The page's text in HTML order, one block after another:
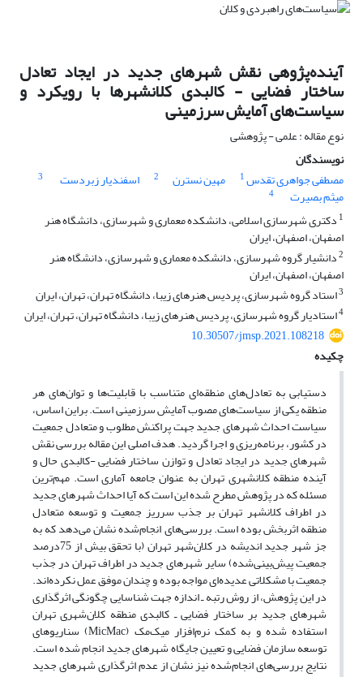
آینده‌پژوهی نقش شهرهای جدید در ایجاد تعادل
ساختار فضایی - کالبدی کلانشهرها با رویکرد و
سیاست‌های آمایش سرزمینی
نوع مقاله : علمی - پژوهشی
نویسندگان
مصطفی جواهری تقدس1 مهین نسترن 2 اسفندیار زبردست 3
میثم بصیرت
4
1 دکتری شهرسازی اسلامی، دانشکده معماری و شهرسازی، دانشگاه هنر
اصفهان، اصفهان، ایران
2دانشیار گروه شهرسازی، دانشکده معماری و شهرسازی، دانشگاه هنر
اصفهان، اصفهان، ایران
3استاد گروه شهرسازی، پردیس هنرهای زیبا، دانشگاه تهران، تهران، ایران
4استادیار گروه شهرسازی، پردیس هنرهای زیبا، دانشگاه تهران، تهران، ایران
10.30507/jmsp.2021.108218
چکیده
دستیابی به تعادل‌های منطقه‌ای متناسب با قابلیت‌ها و توان‌های هر
منطقه‌ یکی از سیاست‌های مصوب آمایش سرزمینی است. براین اساس،
سیاست احداث شهرهای جدید جهت پراکنش مطلوب و متعادل جمعیت
در کشور، برنامه‌ریزی و اجرا گردید. هدف اصلی این مقاله بررسی نقش
شهرهای جدید در ایجاد تعادل و توازن ساختار فضایی -کالبدی حال و
آینده منطقه کلانشهری تهران به عنوان جامعه آماری است. مهم‌ترین
مسئله که در پژوهش مطرح شده این است که آیا احداث شهرهای جدید
در اطراف کلانشهر تهران بر جذب سرریز جمعیت و توسعه متعادل
منطقه اثربخش بوده است. بررسی‌های انجام‌شده نشان می‌دهد که به
جز شهر جدید اندیشه در کلان‌شهر تهران (با تحقق بیش از 75درصد
جمعیت پیش‌بینی‌شده) سایر شهرهای جدید در اطراف تهران در جذب
جمعیت با مشکلاتی عدیده‌ای مواجه بوده و چندان موفق عمل نکرده‌اند.
در این پژوهش، از روش رتبه ـ ‌اندازه جهت شناسایی چگونگی اثرگذاری
شهرهای جدید بر ساختار فضایی ـ کالبدی منطقه کلان‌شهری تهران
استفاده شده و به کمک نرم‌افزار میک‌مک (MicMac) سناریوهای
توسعه سازمان فضایی و تعیین جایگاه شهرهای جدید انجام شده است.
نتایج بررسی‌های انجام‌شده نیز نشان از عدم اثرگذاری شهرهای جدید